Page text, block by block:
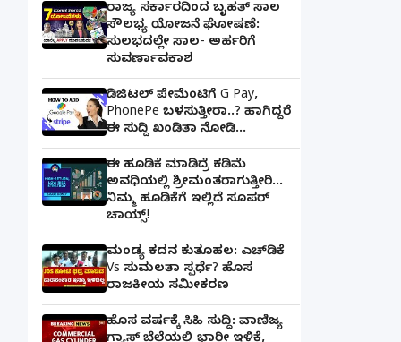
ರಾಜ್ಯ ಸರ್ಕಾರದಿಂದ ಬೃಹತ್ ಸಾಲ
ಸೌಲಭ್ಯ ಯೋಜನೆ ಘೋಷಣೆ:
ಸುಲಭದಲ್ಲೇ ಸಾಲ- ಅರ್ಹರಿಗೆ
ಸುವರ್ಣಾವಕಾಶ
ಡಿಜಿಟಲ್ ಪೇಮೆಂಟಿಗೆ G Pay,
PhonePe ಬಳಸುತ್ತೀರಾ..? ಹಾಗಿದ್ದರೆ
ಈ ಸುದ್ದಿ ಖಂಡಿತಾ ನೋಡಿ...
ಈ ಹೂಡಿಕೆ ಮಾಡಿದ್ರೆ ಕಡಿಮೆ
ಅವಧಿಯಲ್ಲಿ ಶ್ರೀಮಂತರಾಗುತ್ತೀರಿ...
ನಿಮ್ಮ ಹೂಡಿಕೆಗೆ ಇಲ್ಲಿದೆ ಸೂಪರ್
ಚಾಯ್ಸ್‌!
ಮಂಡ್ಯ ಕದನ ಕುತೂಹಲ: ಎಚ್‌ಡಿಕೆ
Vs ಸುಮಲತಾ ಸ್ಪರ್ಧೆ? ಹೊಸ
ರಾಜಕೀಯ ಸಮೀಕರಣ
ಹೊಸ ವರ್ಷಕ್ಕೆ ಸಿಹಿ ಸುದ್ದಿ: ವಾಣಿಜ್ಯ